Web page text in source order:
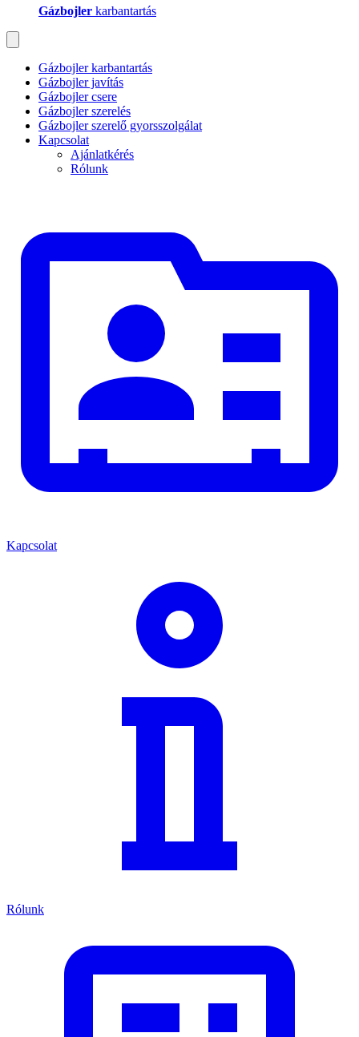
Gázbojler karbantartás
Gázbojler karbantartás
Gázbojler javítás
Gázbojler csere
Gázbojler szerelés
Gázbojler szerelő gyorsszolgálat
Kapcsolat
Ajánlatkérés
Rólunk
Kapcsolat
Rólunk